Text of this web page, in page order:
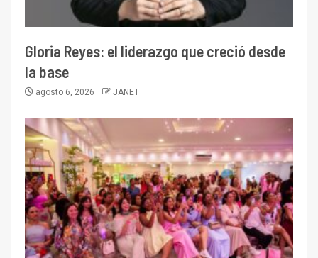
Gloria Reyes: el liderazgo que creció desde
la base
agosto 6, 2026 JANET